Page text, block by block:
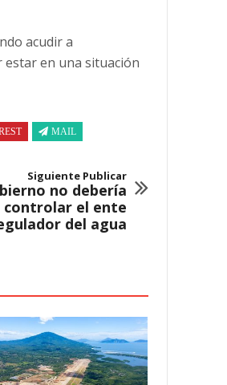
acudir a
estar en una situación
MAIL
Siguiente Publicar
no debería
controlar el ente
del agua